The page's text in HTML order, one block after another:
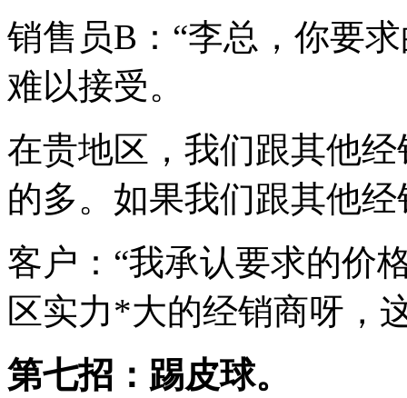
销售员B：“李总，你要
难以接受。
在贵地区，我们跟其他
的多。如果我们跟其他
客户：“我承认要求的价
区实力*大的经销商呀，
第七招：踢皮球。